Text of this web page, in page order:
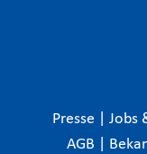
Presse Jobs
AGB